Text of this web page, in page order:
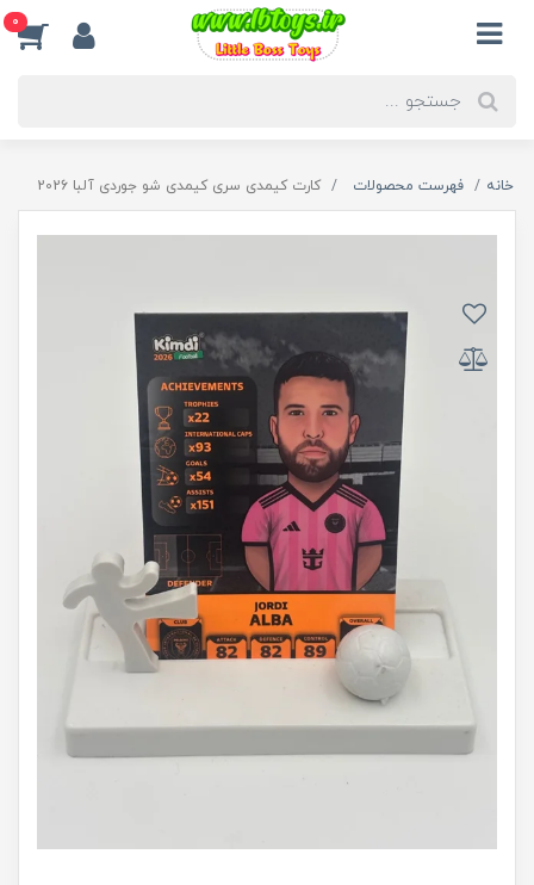
0
خانه فهرست محصولات کارت کیمدی سری کیمدی شو جوردی آلبا 2026